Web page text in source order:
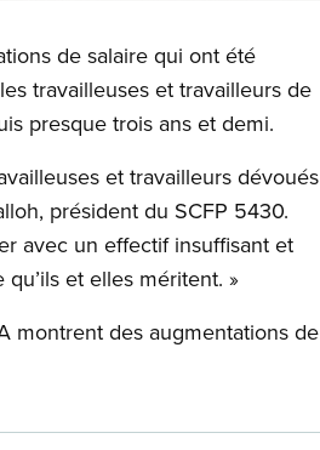
de salaire qui ont été
travailleuses et travailleurs de
presque trois ans et demi.
et travailleurs dévoués
président du SCFP 5430.
avec un effectif insuffisant et
et elles méritent. »
montrent des augmentations de